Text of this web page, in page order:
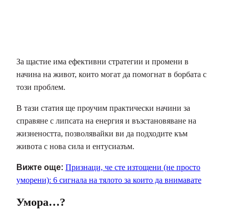
За щастие има ефективни стратегии и промени в
начина на живот, които могат да помогнат в борбата с
този проблем.
В тази статия ще проучим практически начини за
справяне с липсата на енергия и възстановяване на
жизнеността, позволявайки ви да подходите към
живота с нова сила и ентусиазъм.
Вижте още: Признаци, че сте изтощени (не просто
уморени): 6 сигнала на тялото за които да внимавате
Умора…?